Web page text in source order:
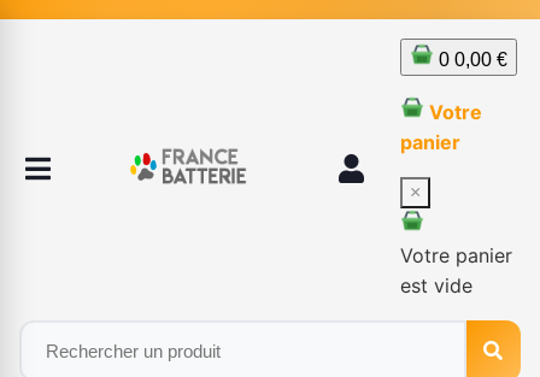
0 0,00 €
Votre
panier
×
Votre panier
est vide